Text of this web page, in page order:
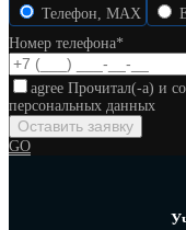
Телефон, MAX
Номер телефона*
agree Прочитал(-а) и
персональных данных
GO